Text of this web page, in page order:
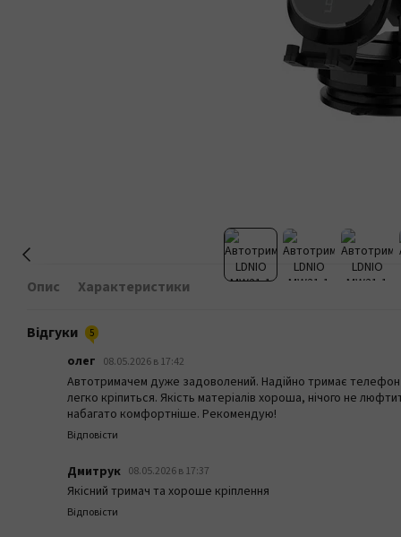
Опис Характеристики
Відгуки 5
олег 08.05.2026 в 17:42
Автотримачем дуже задоволений. Надійно тримає телефон
легко кріпиться. Якість матеріалів хороша, нічого не
набагато комфортніше. Рекомендую!
Відповісти
Дмитрук 08.05.2026 в 17:37
Якісний тримач та хороше кріплення
Відповісти